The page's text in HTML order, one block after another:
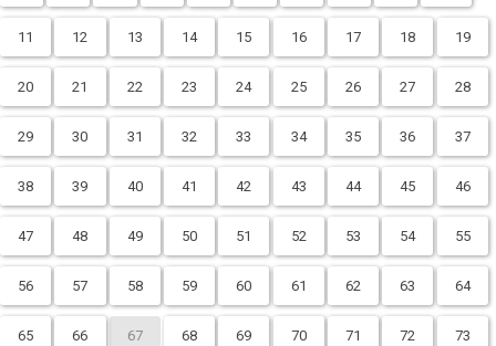
11 12 13 14 15 16 17 18 19
20 21 22 23 24 25 26 27 28
29 30 31 32 33 34 35 36 37
38 39 40 41 42 43 44 45 46
47 48 49 50 51 52 53 54 55
56 57 58 59 60 61 62 63 64
65 66 67 68 69 70 71 72 73